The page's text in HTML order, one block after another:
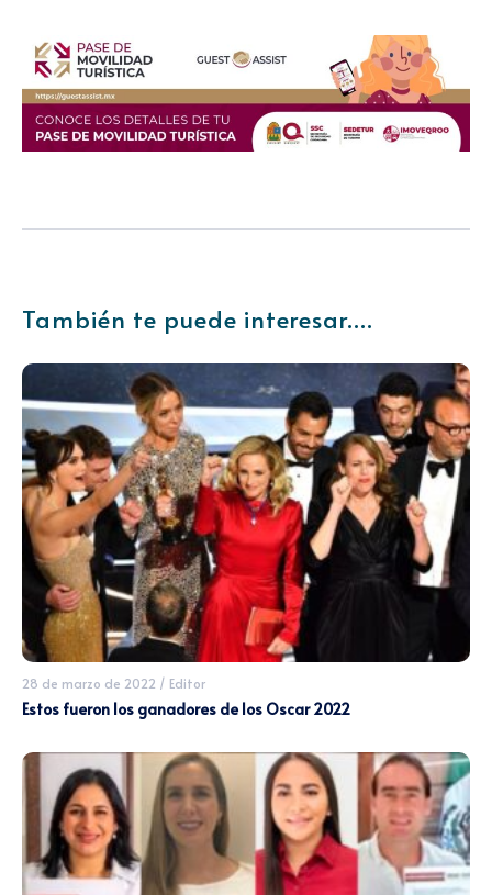
También te puede interesar....
28 de marzo de 2022 / Editor
Estos fueron los ganadores de los Oscar 2022